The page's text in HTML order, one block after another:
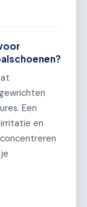
Een
en